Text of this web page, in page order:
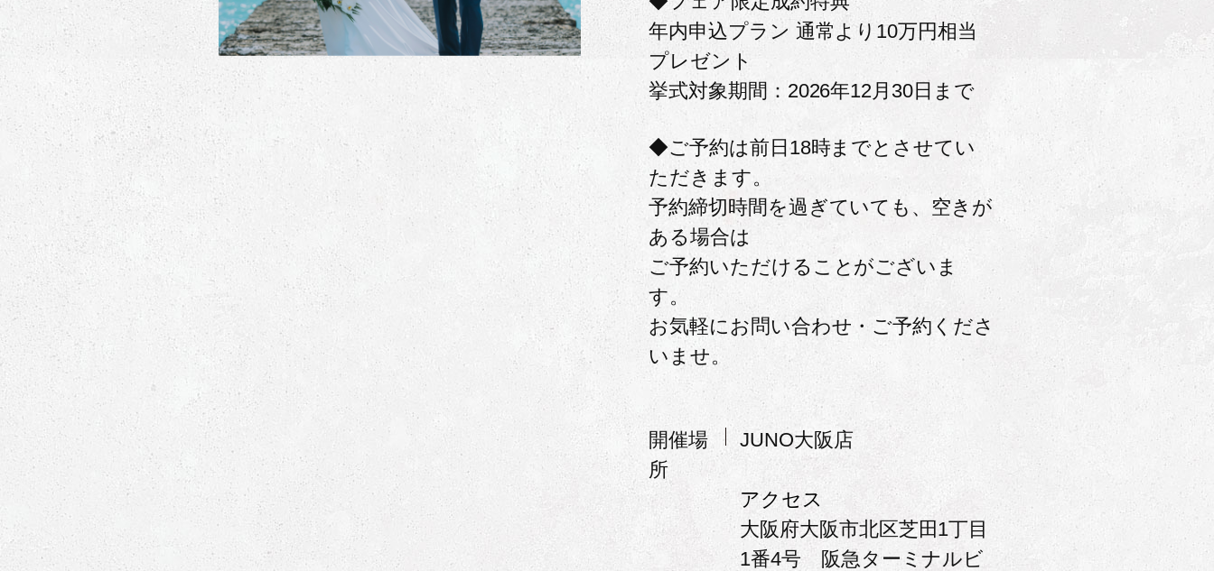
年内申込プラン 通常より10万円相当
プレゼント
挙式対象期間：2026年12月30日まで
◆ご予約は前日18時までとさせてい
ただきます。
予約締切時間を過ぎていても、空きが
ある場合は
ご予約いただけることがございま
す。
お気軽にお問い合わせ・ご予約くださ
いませ。
開催場
所
JUNO大阪店
アクセス
大阪府大阪市北区芝田1丁目
1番4号 阪急ターミナルビ